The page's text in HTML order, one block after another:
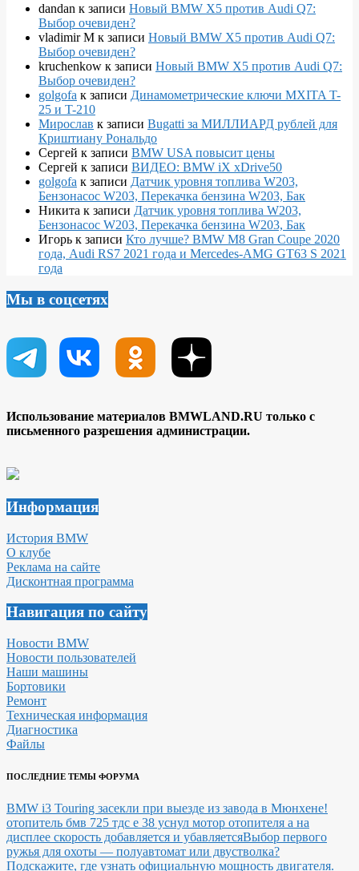
dandan к записи Новый BMW X5 против Audi Q7:
Выбор очевиден?
vladimir M к записи Новый BMW X5 против Audi Q7:
Выбор очевиден?
kruchenkow к записи Новый BMW X5 против Audi Q7:
Выбор очевиден?
golgofa к записи Динамометрические ключи MXITA T-
25 и T-210
Мирослав к записи Bugatti за МИЛЛИАРД рублей для
Криштиану Рональдо
Сергей к записи BMW USA повысит цены
Сергей к записи ВИДЕО: BMW iX xDrive50
golgofa к записи Датчик уровня топлива W203,
Бензонасос W203, Перекачка бензина W203, Бак
Никита к записи Датчик уровня топлива W203,
Бензонасос W203, Перекачка бензина W203, Бак
Игорь к записи Кто лучше? BMW M8 Gran Coupe 2020
года, Audi RS7 2021 года и Mercedes-AMG GT63 S 2021
года
Мы в соцсетях
Использование материалов BMWLAND.RU только с
письменного разрешения администрации.
Информация
История BMW
О клубе
Реклама на сайте
Дисконтная программа
Навигация по сайту
Новости BMW
Новости пользователей
Наши машины
Бортовики
Ремонт
Техническая информация
Диагностика
Файлы
ПОСЛЕДНИЕ ТЕМЫ ФОРУМА
BMW i3 Touring засекли при выезде из завода в Мюнхене!
отопитель бмв 725 тдс е 38 уснул мотор отопителя а на
дисплее скорость добавляется и убавляетсяВыбор первого
ружья для охоты — полуавтомат или двустволка?
Подскажите, где узнать официальную мощность двигателя.